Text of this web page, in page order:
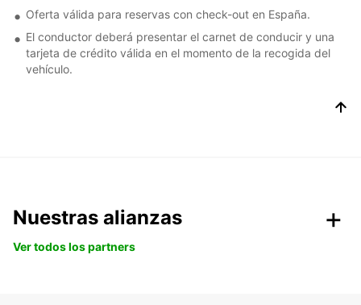
Oferta válida para reservas con check-out en España.
El conductor deberá presentar el carnet de conducir y una
tarjeta de crédito válida en el momento de la recogida del
vehículo.
Nuestras alianzas
Ver todos los partners